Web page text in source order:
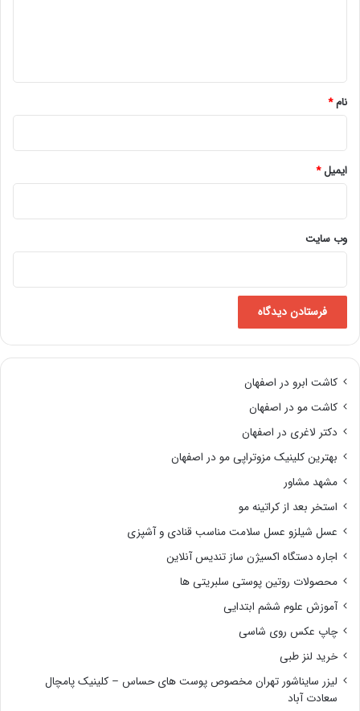
نام*
ایمیل*
وب‌ سایت
کاشت ابرو در اصفهان
کاشت مو در اصفهان
دکتر لاغری در اصفهان
بهترین کلینیک مزوتراپی مو در اصفهان
مشهد مشاور
استخر بعد از کراتینه مو
عسل شیلزو عسل سلامت مناسب قنادی و آشپزی
اجاره دستگاه اکسیژن ساز تندیس آنلاین
محصولات روتین پوستی سلبریتی ها
آموزش علوم ششم ابتدایی
چاپ عکس روی شاسی
خرید لنز طبی
لیزر سایناشور تهران مخصوص پوست های حساس – کلینیک پامچال
سعادت آباد